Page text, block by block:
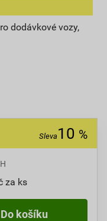
dodávkové vozy,
Sleva 10 %
za ks
Do košíku